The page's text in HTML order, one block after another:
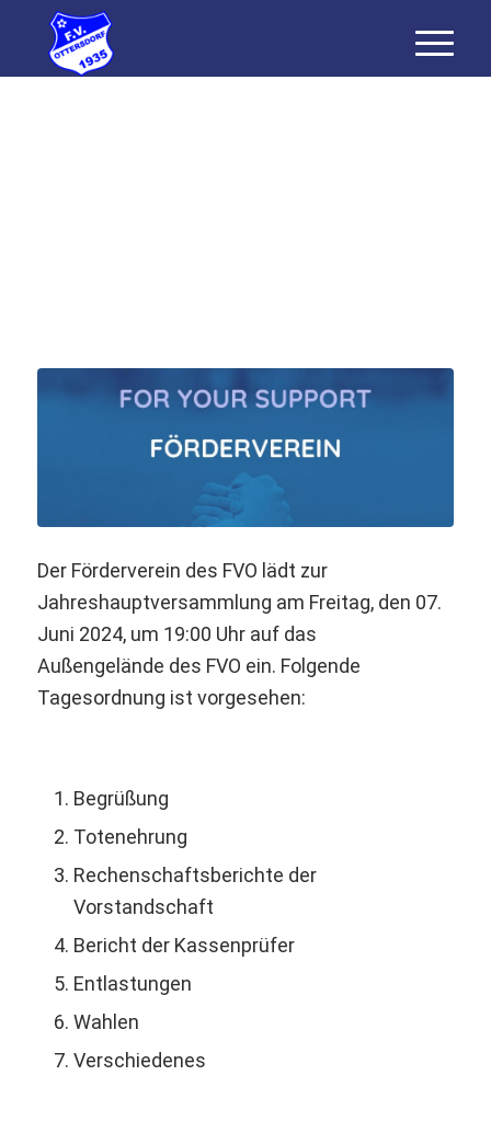
Der Förderverein des FVO lädt zur
Jahreshauptversammlung am Freitag, den 07.
Juni 2024, um 19:00 Uhr auf das
Außengelände des FVO ein. Folgende
Tagesordnung ist vorgesehen:
Begrüßung
Totenehrung
Rechenschaftsberichte der
Vorstandschaft
Bericht der Kassenprüfer
Entlastungen
Wahlen
Verschiedenes